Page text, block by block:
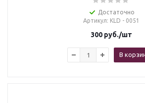
Достаточно
Артикул: KLD - 0051
300руб./шт
В